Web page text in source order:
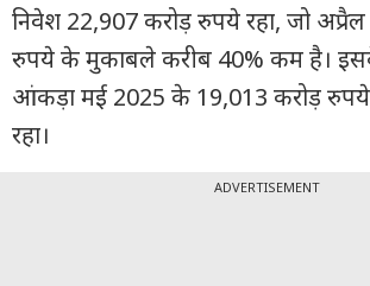
ट्रेंडिंग
बिजनेस
न्यूज
निवेश 22,907 करोड़ रुपये रहा, जो
रुपये के मुकाबले करीब 40% कम है।
आंकड़ा मई 2025 के 19,013 करोड़
रहा।
ADVERTISEMENT